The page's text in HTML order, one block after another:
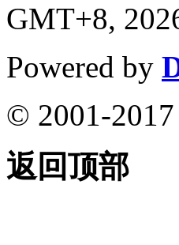
GMT+8,
Powered by
© 2001-2017
返回顶部